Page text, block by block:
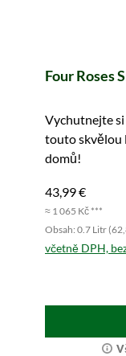
Four Roses
Vychutnejte
touto skvělou
domů!
43,99 €
≈ 1 065 Kč ***
Obsah: 0.7 Litr
včetně DPH,